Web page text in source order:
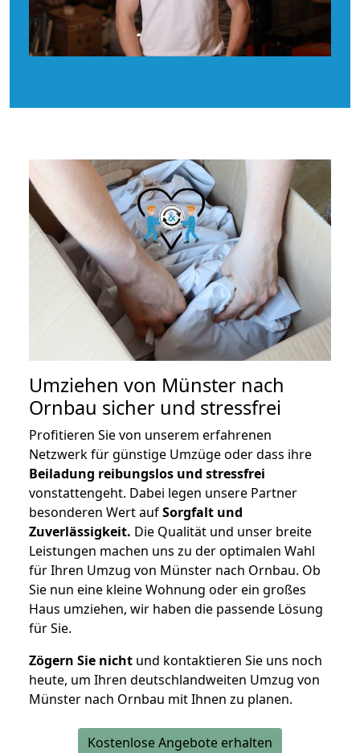
Umziehen von Münster nach
Ornbau sicher und stressfrei
Profitieren Sie von unserem erfahrenen
Netzwerk für günstige Umzüge oder dass ihre
Beiladung reibungslos und stressfrei
vonstattengeht. Dabei legen unsere Partner
besonderen Wert aufSorgfalt und
Zuverlässigkeit. Die Qualität und unser breite
Leistungen machen uns zu der optimalen Wahl
für Ihren Umzug von Münster nach Ornbau. Ob
Sie nun eine kleine Wohnung oder ein großes
Haus umziehen, wir haben die passende Lösung
für Sie.
Zögern Sie nicht und kontaktieren Sie uns noch
heute, um Ihren deutschlandweiten Umzug von
Münster nach Ornbau mit Ihnen zu planen.
Kostenlose Angebote erhalten